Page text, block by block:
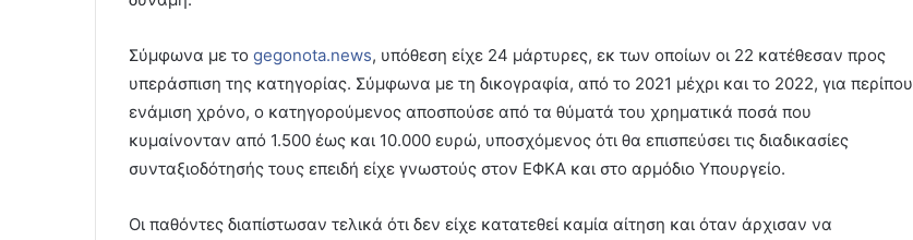
Σύμφωνα με το gegonota.news, υπόθεση είχε 24 μάρτυρες, εκ των οποίων οι 22 κατέθεσαν προς
υπεράσπιση της κατηγορίας. Σύμφωνα με τη δικογραφία, από το 2021 μέχρι και το 2022, για περίπου
ενάμιση χρόνο, ο κατηγορούμενος αποσπούσε από τα θύματά του χρηματικά ποσά που
κυμαίνονταν από 1.500 έως και 10.000 ευρώ, υποσχόμενος ότι θα επισπεύσει τις διαδικασίες
συνταξιοδότησής τους επειδή είχε γνωστούς στον ΕΦΚΑ και στο αρμόδιο Υπουργείο.
Οι παθόντες διαπίστωσαν τελικά ότι δεν είχε κατατεθεί καμία αίτηση και όταν άρχισαν να